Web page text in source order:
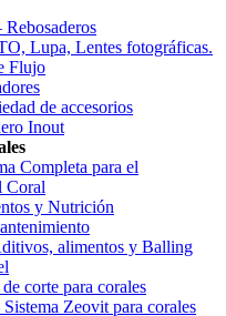
Rebosaderos
Lupa, Lentes fotográficas.
Flujo
de accesorios
Inout
Completa para el
Coral
y Nutrición
alimentos y Balling
corte para corales
Sistema Zeovit para corales